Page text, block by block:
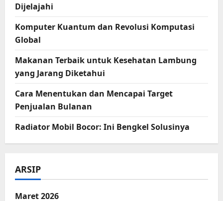
Dijelajahi
Komputer Kuantum dan Revolusi Komputasi
Global
Makanan Terbaik untuk Kesehatan Lambung
yang Jarang Diketahui
Cara Menentukan dan Mencapai Target
Penjualan Bulanan
Radiator Mobil Bocor: Ini Bengkel Solusinya
ARSIP
Maret 2026